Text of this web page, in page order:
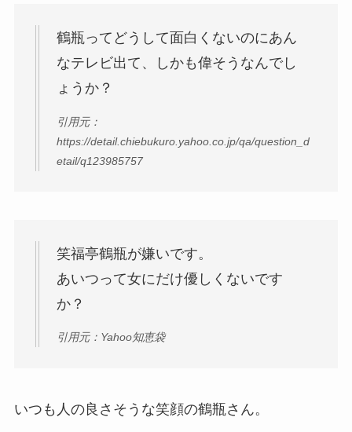
鶴瓶ってどうして面白くないのにあん
なテレビ出て、しかも偉そうなんでし
ょうか？
引用元：
https://detail.chiebukuro.yahoo.co.jp/qa/question_d
etail/q123985757
笑福亭鶴瓶が嫌いです。
あいつって女にだけ優しくないです
か？
引用元：Yahoo知恵袋
いつも人の良さそうな笑顔の鶴瓶さん。